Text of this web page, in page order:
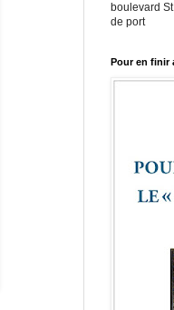
boulevard
de port
Pour en finir